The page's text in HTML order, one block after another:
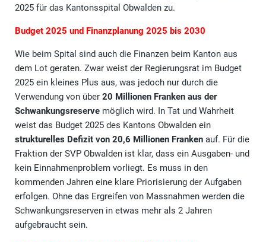
2025 für das Kantonsspital Obwalden zu.
Budget 2025 und Finanzplanung 2025 bis 2030
Wie beim Spital sind auch die Finanzen beim Kanton aus
dem Lot geraten. Zwar weist der Regierungsrat im Budget
2025 ein kleines Plus aus, was jedoch nur durch die
Verwendung von über 20 Millionen Franken aus der
Schwankungsreserve möglich wird. In Tat und Wahrheit
weist das Budget 2025 des Kantons Obwalden ein
strukturelles Defizit von 20,6 Millionen Franken auf. Für die
Fraktion der SVP Obwalden ist klar, dass ein Ausgaben- und
kein Einnahmenproblem vorliegt. Es muss in den
kommenden Jahren eine klare Priorisierung der Aufgaben
erfolgen. Ohne das Ergreifen von Massnahmen werden die
Schwankungsreserven in etwas mehr als 2 Jahren
aufgebraucht sein.